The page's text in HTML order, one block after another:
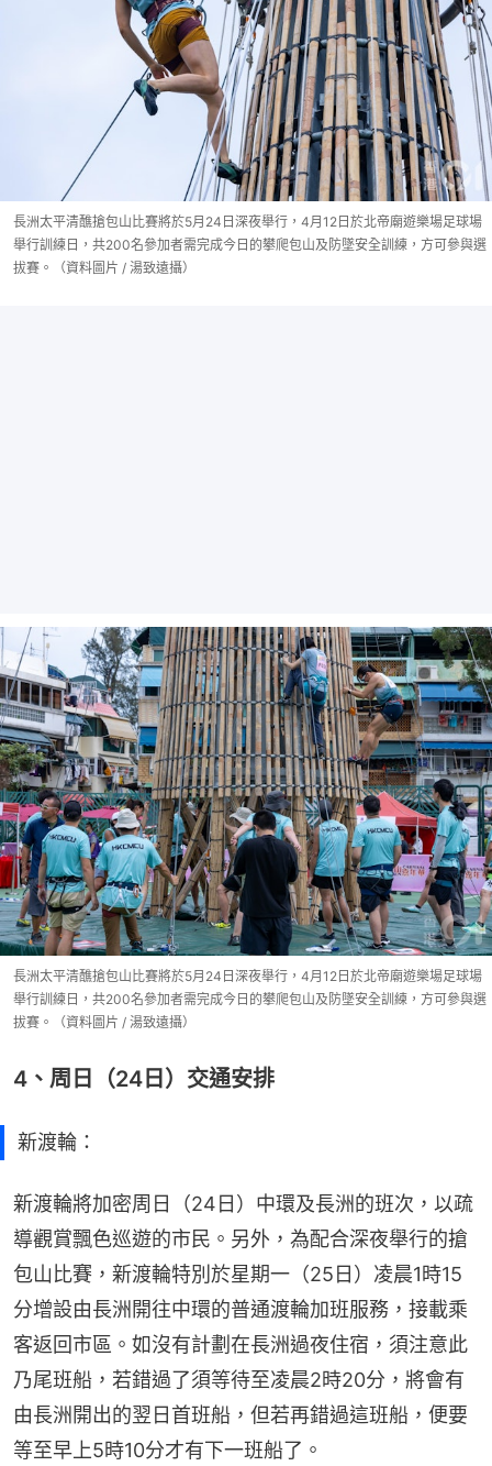
長洲太平清醮搶包山比賽將於5月24日深夜舉行，4月12日於北帝廟遊樂場足球場
舉行訓練日，共200名參加者需完成今日的攀爬包山及防墜安全訓練，方可參與選
拔賽。（資料圖片 / 湯致遠攝）
長洲太平清醮搶包山比賽將於5月24日深夜舉行，4月12日於北帝廟遊樂場足球場
舉行訓練日，共200名參加者需完成今日的攀爬包山及防墜安全訓練，方可參與選
拔賽。（資料圖片 / 湯致遠攝）
4、周日（24日）交通安排
新渡輪：
新渡輪將加密周日（24日）中環及長洲的班次，以疏
導觀賞飄色巡遊的市民。另外，為配合深夜舉行的搶
包山比賽，新渡輪特別於星期一（25日）凌晨1時15
分增設由長洲開往中環的普通渡輪加班服務，接載乘
客返回市區。如沒有計劃在長洲過夜住宿，須注意此
乃尾班船，若錯過了須等待至凌晨2時20分，將會有
由長洲開出的翌日首班船，但若再錯過這班船，便要
等至早上5時10分才有下一班船了。